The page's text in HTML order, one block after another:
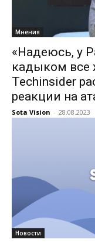
Мнения
«Надеюсь, у
кадыком все
Techinsider
реакции на
Sota Vision - 28.08.2023
Новости